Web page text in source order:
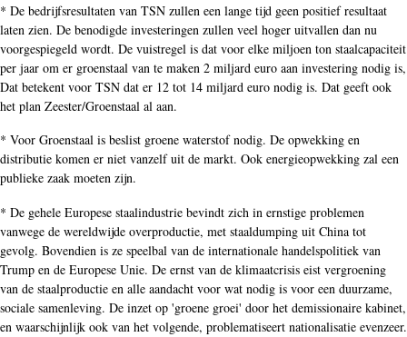
* De bedrijfsresultaten van TSN zullen een lange tijd geen positief resultaat
laten zien. De benodigde investeringen zullen veel hoger uitvallen dan nu
voorgespiegeld wordt. De vuistregel is dat voor elke miljoen ton staalcapaciteit
per jaar om er groenstaal van te maken 2 miljard euro aan investering nodig is,
Dat betekent voor TSN dat er 12 tot 14 miljard euro nodig is. Dat geeft ook
het plan Zeester/Groenstaal al aan.
* Voor Groenstaal is beslist groene waterstof nodig. De opwekking en
distributie komen er niet vanzelf uit de markt. Ook energieopwekking zal een
publieke zaak moeten zijn.
* De gehele Europese staalindustrie bevindt zich in ernstige problemen
vanwege de wereldwijde overproductie, met staaldumping uit China tot
gevolg. Bovendien is ze speelbal van de internationale handelspolitiek van
Trump en de Europese Unie. De ernst van de klimaatcrisis eist vergroening
van de staalproductie en alle aandacht voor wat nodig is voor een duurzame,
sociale samenleving. De inzet op 'groene groei' door het demissionaire kabinet,
en waarschijnlijk ook van het volgende, problematiseert nationalisatie evenzeer.